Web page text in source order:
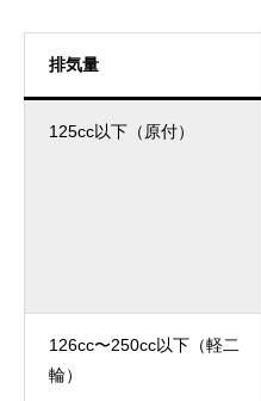
排気量
125cc以下（原付）
126cc〜250cc以下（軽二
輪）